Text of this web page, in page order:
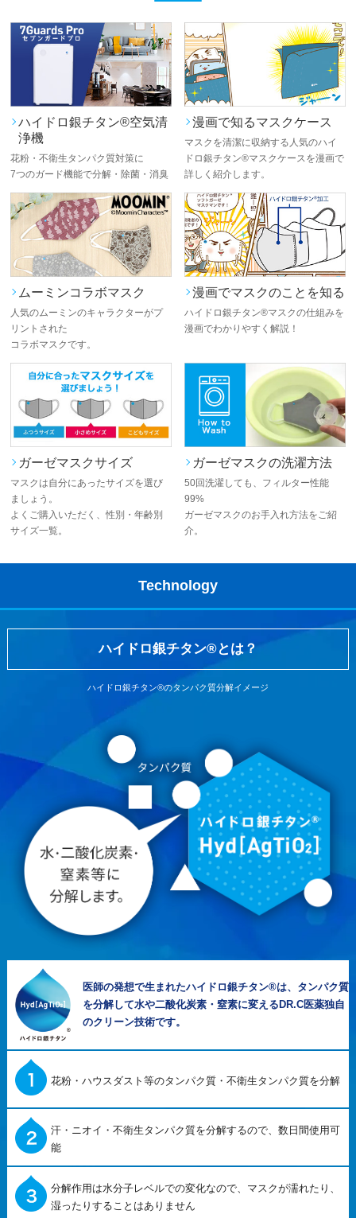
ハイドロ銀チタン®空気清
浄機
花粉・不衛生タンパク質対策に
7つのガード機能で分解・除菌・消臭
漫画で知るマスクケース
マスクを清潔に収納する人気のハイ
ドロ銀チタン®マスクケースを漫画で
詳しく紹介します。
ムーミンコラボマスク
人気のムーミンのキャラクターがプ
リントされた
コラボマスクです。
漫画でマスクのことを知る
ハイドロ銀チタン®マスクの仕組みを
漫画でわかりやすく解説！
ガーゼマスクサイズ
マスクは自分にあったサイズを選び
ましょう。
よくご購入いただく、性別・年齢別
サイズ一覧。
ガーゼマスクの洗濯方法
50回洗濯しても、フィルター性能
99%
ガーゼマスクのお手入れ方法をご紹
介。
Technology
ハイドロ銀チタン®とは？
ハイドロ銀チタン®のタンパク質分解イメージ
医師の発想で生まれたハイドロ銀チタン®は、タンパク質
を分解して水や二酸化炭素・窒素に変えるDR.C医薬独自
のクリーン技術です。
花粉・ハウスダスト等のタンパク質・不衛生タンパク質を分解
汗・ニオイ・不衛生タンパク質を分解するので、数日間使用可
能
分解作用は水分子レベルでの変化なので、マスクが濡れたり、
湿ったりすることはありません